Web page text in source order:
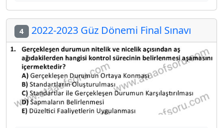
4 2022-2023 Güz Dönemi Final Sınavı